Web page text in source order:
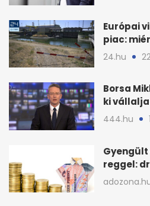
Európai
piac:
áram
24.hu
Borsa
ki
munkát?
444.hu
reggel:
euró és